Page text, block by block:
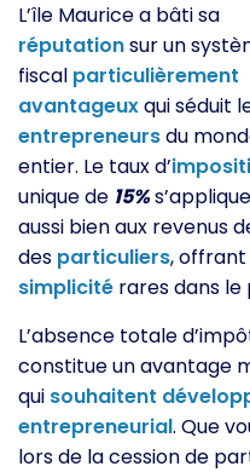
L’île Maurice a bâti sa
réputationsur un
fiscal particulièrement
avantageuxqui séduit
entrepreneursdu
entier. Le taux d’
unique de 15%s’applique
aussi bien aux revenus
des particuliers, offrant
simplicité rares dans le
L’absence totale
constitue un avantage
qui souhaitent
entrepreneurial. Que
lors de la cession de